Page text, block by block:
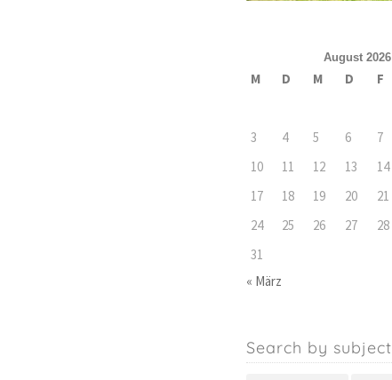
August 2026
M D M D F
3
4 5 6 7
10
11 12 13 14
17
18 19 20 21
24
25 26 27 28
31
« März
Search by subject